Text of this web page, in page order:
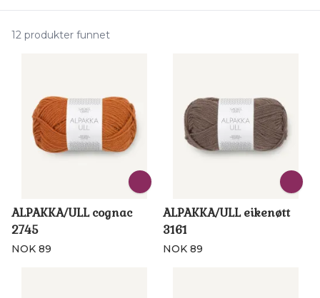
12 produkter funnet
ALPAKKA/ULL cognac
2745
NOK 89
ALPAKKA/ULL eikenøtt
3161
NOK 89